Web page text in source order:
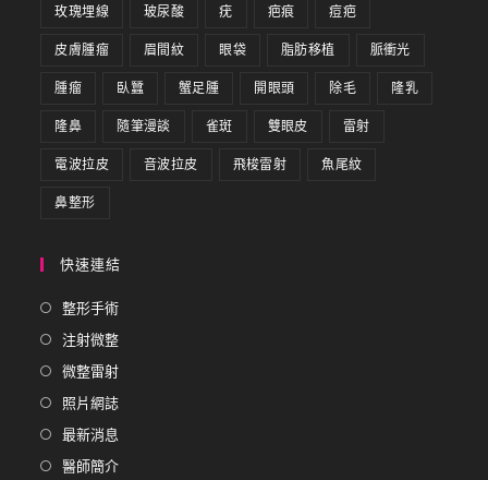
玫瑰埋線 玻尿酸 疣 疤痕 痘疤
皮膚腫瘤 眉間紋 眼袋 脂肪移植 脈衝光
腫瘤 臥蠶 蟹足腫 開眼頭 除毛 隆乳
隆鼻 隨筆漫談 雀斑 雙眼皮 雷射
電波拉皮 音波拉皮 飛梭雷射 魚尾紋
鼻整形
快速連結
整形手術
注射微整
微整雷射
照片網誌
最新消息
醫師簡介